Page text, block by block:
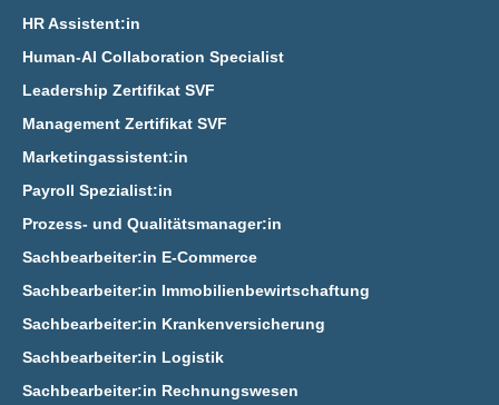
HR Assistent:in
Human-AI Collaboration Specialist
Leadership Zertifikat SVF
Management Zertifikat SVF
Marketingassistent:in
Payroll Spezialist:in
Prozess- und Qualitätsmanager:in
Sachbearbeiter:in E‑Commerce
Sachbearbeiter:in Immobilienbewirtschaftung
Sachbearbeiter:in Krankenversicherung
Sachbearbeiter:in Logistik
Sachbearbeiter:in Rechnungswesen